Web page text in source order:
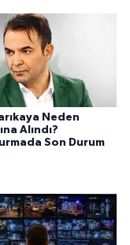
Neden
Alındı?
Son Durum